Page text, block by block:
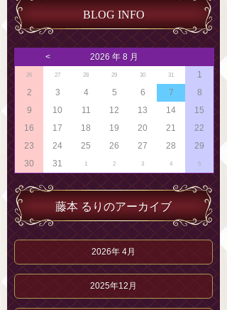
BLOG INFO
< 2026 年 8 月
26 27 28 29 30 31
1
2
3 4 5 6 7
8
9
10 11 12 13 14
15
16
17 18 19 20 21
22
23
24 25 26 27 28
29
30
31 1 2 3 4 5
藤本 るりのアーカイブ
2026年 4月
2025年12月